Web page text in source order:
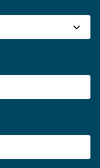
RFID或条形
的关键尺寸）
箱）。